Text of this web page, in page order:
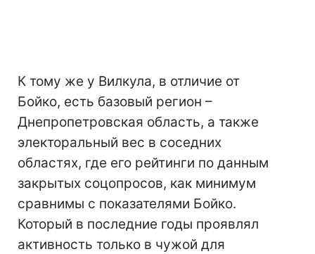
К тому же у Вилкула, в отличие от
Бойко, есть базовый регион –
Днепропетровская область, а также
электоральный вес в соседних
областях, где его рейтинги по данным
закрытых соцопросов, как минимум
сравнимы с показателями Бойко.
Который в последние годы проявлял
активность только в чужой для